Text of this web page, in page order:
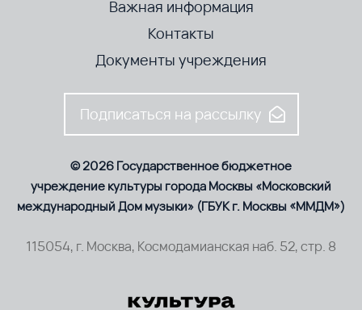
Важная информация
Контакты
Документы учреждения
Подписаться на рассылку
© 2026 Государственное бюджетное
учреждение культуры города Москвы «Московский
международный Дом музыки» (ГБУК г. Москвы «ММДМ»)
115054, г. Москва, Космодамианская наб. 52, стр. 8